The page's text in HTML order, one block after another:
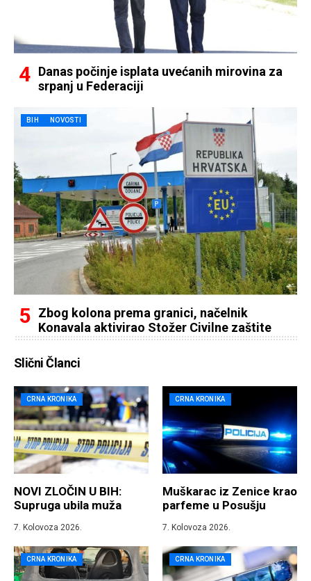
Danas počinje isplata uvećanih mirovina za
srpanj u Federaciji
BIH NOVOSTI
Zbog kolona prema granici, načelnik
Konavala aktivirao Stožer Civilne zaštite
Slični Članci
CRNA KRONIKA
NOVI ZLOČIN U BIH:
Supruga ubila muža
7. Kolovoza 2026.
CRNA KRONIKA
Muškarac iz Zenice krao
parfeme u Posušju
7. Kolovoza 2026.
CRNA KRONIKA CRNA KRONIKA